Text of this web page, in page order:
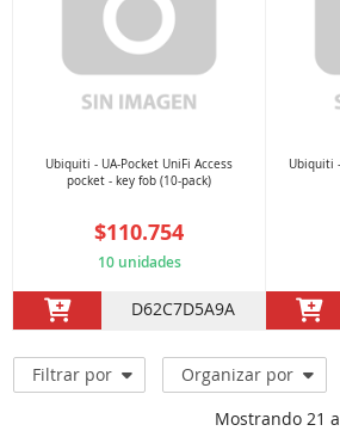
Ubiquiti - UA-Pocket UniFi Access
pocket - key fob (10-pack)
$110.754
10 unidades
D62C7D5A9A
Ubiquiti
Filtrar por Organizar por
Mostrando 21 a